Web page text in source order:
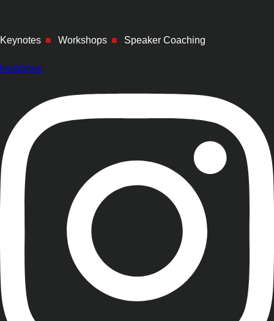
Keynotes ■ Workshops ■ Speaker Coaching
Instagram